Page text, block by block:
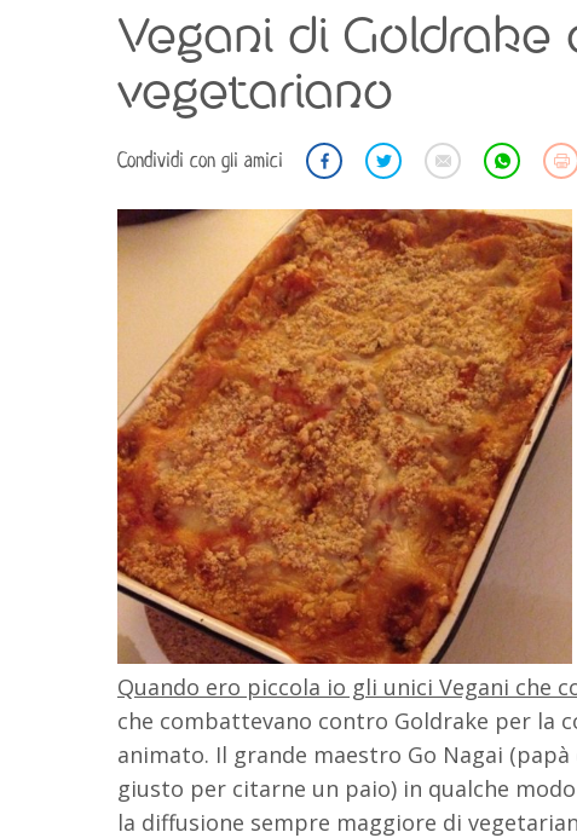
Vegani di Goldrake
vegetariano
Condividi con gli amici
Quando ero piccola io gli unici Vegani che
che combattevano contro Goldrake per la
animato. Il grande maestro Go Nagai (papà
giusto per citarne un paio) in qualche
la diffusione sempre maggiore di